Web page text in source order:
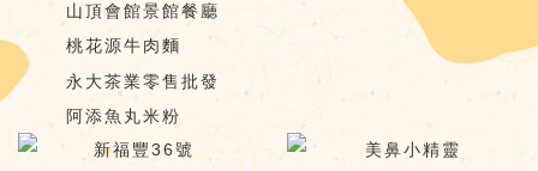
山頂會館景館餐廳
桃花源牛肉麵
永大茶業零售批發
阿添魚丸米粉